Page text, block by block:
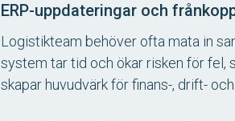
ERP-uppdateringar och
Logistikteam behöver ofta mata in
system tar tid och ökar risken för fel,
skapar huvudvärk för finans-, drift-